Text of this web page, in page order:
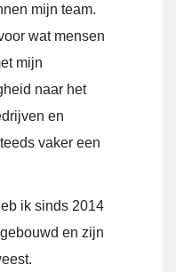
mijn team.
wat mensen
mijn
naar het
en
vaker een
ik sinds 2014
en zijn